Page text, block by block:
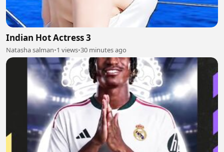
Indian Hot Actress 3
Natasha salman•1 views•30 minutes ago